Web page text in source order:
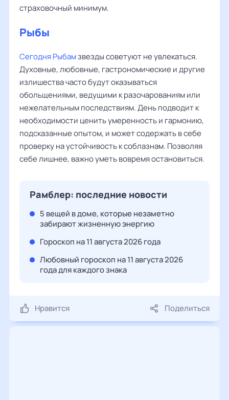
страховочный минимум.
Рыбы
Сегодня Рыбамзвезды советуют не увлекаться.
Духовные, любовные, гастрономические и другие
излишества часто будут оказываться
обольщениями, ведущими к разочарованиям или
нежелательным последствиям. День подводит к
необходимости ценить умеренность и гармонию,
подсказанные опытом, и может содержать в себе
проверку на устойчивость к соблазнам. Позволяя
себе лишнее, важно уметь вовремя остановиться.
Рамблер: последние новости
5 вещей в доме, которые незаметно
забирают жизненную энергию
Гороскоп на 11 августа 2026 года
Любовный гороскоп на 11 августа 2026
года для каждого знака
Нравится Поделиться